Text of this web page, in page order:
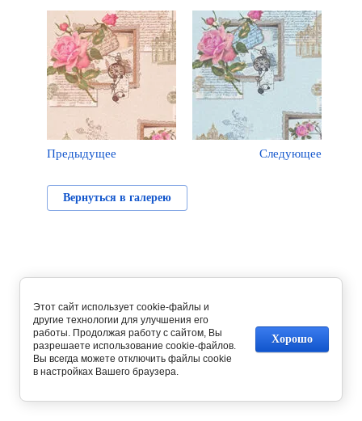
Предыдущее Следующее
Вернуться в галерею
Этот сайт использует cookie-файлы и
другие технологии для улучшения его
работы. Продолжая работу с сайтом, Вы
разрешаете использование cookie-файлов.
Вы всегда можете отключить файлы cookie
в настройках Вашего браузера.
Хорошо